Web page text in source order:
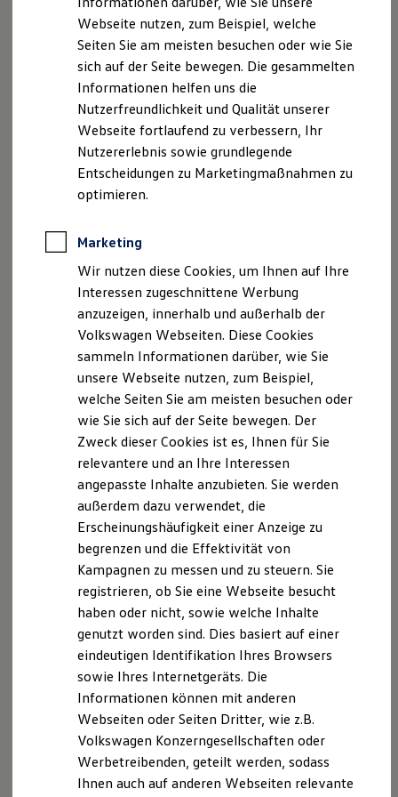
Kfz-Versicherung für Nutzfahrzeuge
Restschuldversicherung
Wartungsverträge
Besitzer & Service
Reparatur & Service
Sommer-Special
Reparatur, Pflege & Inspektion
Servicetermin anfragen
Service-Vorteile bei Volkswagen Nutzfahrzeuge
ServicePlus
Economy Service
Räder & Reifen Service
Ersatzfahrzeuge
Software, Konnektivität & Apps
California App
VW Connect für Ihren ID. Buzz
VW Connect für Ihren Transporter/Caravelle
VW Connect für Ihren Amarok
VW Connect für andere Modelle
Connect Pro
Fleet Interface Data
Multistop Pathfinder
Übersicht Software Updates
Hilfreiches für Besitzer
Fahrerassistenz- und Sicherheitssysteme
Kontrollleuchten
Kurzfahrprofile und Ölverdünnung
XTL-Dieselkraftstoff
Ersatzteile und Betriebsflüssigkeiten
Original Zubehör und Lifestyle Produkte
myVolkswagen
myVolkswagen Business
Elektrisch & Autonom
Elektro - & Hybridfahrzeuge
Unser Ansatz
Klimafreundlicher Strom
Reichweite & Ladelösungen
Reichweitensimulator
Ladezeitensimulator
Ladelösungen für Privatkunden
Ladelösungen für Gewerbekunden
Wallbox und Ladekabel
Förderung & Kosten der Elektrofahrzeuge
Fördermöglichkeiten für Privatkunden
Fördermöglichkeiten für Gewerbekunden
Webseite nutzen, zum Beispiel, welche
Seiten Sie am meisten besuchen oder wie Sie
sich auf der Seite bewegen. Die gesammelten
Informationen helfen uns die
Nutzerfreundlichkeit und Qualität unserer
Webseite fortlaufend zu verbessern, Ihr
Nutzererlebnis sowie grundlegende
Entscheidungen zu Marketingmaßnahmen zu
optimieren.
Marketing
Wir nutzen diese Cookies, um Ihnen auf Ihre
Interessen zugeschnittene Werbung
anzuzeigen, innerhalb und außerhalb der
Volkswagen Webseiten. Diese Cookies
sammeln Informationen darüber, wie Sie
unsere Webseite nutzen, zum Beispiel,
welche Seiten Sie am meisten besuchen oder
wie Sie sich auf der Seite bewegen. Der
Zweck dieser Cookies ist es, Ihnen für Sie
relevantere und an Ihre Interessen
angepasste Inhalte anzubieten. Sie werden
außerdem dazu verwendet, die
Erscheinungshäufigkeit einer Anzeige zu
begrenzen und die Effektivität von
Kampagnen zu messen und zu steuern. Sie
registrieren, ob Sie eine Webseite besucht
haben oder nicht, sowie welche Inhalte
genutzt worden sind. Dies basiert auf einer
eindeutigen Identifikation Ihres Browsers
sowie Ihres Internetgeräts. Die
Informationen können mit anderen
Webseiten oder Seiten Dritter, wie z.B.
Volkswagen Konzerngesellschaften oder
Werbetreibenden, geteilt werden, sodass
Ihnen auch auf anderen Webseiten relevante